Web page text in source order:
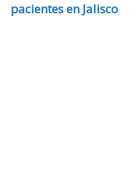
pacientes en Jalisco